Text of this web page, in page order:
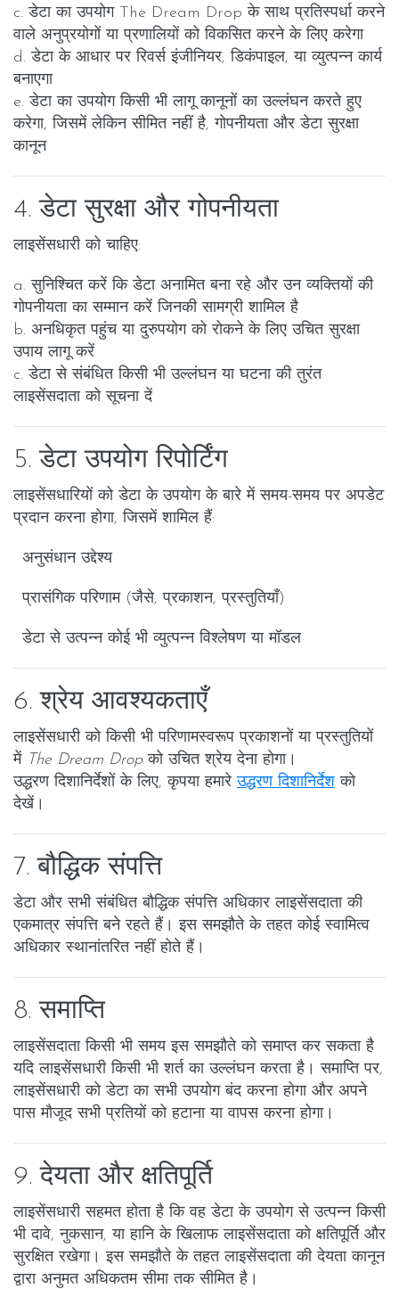
c. डेटा का उपयोग The Dream Drop के साथ प्रतिस्पर्धा करने
वाले अनुप्रयोगों या प्रणालियों को विकसित करने के लिए करेगा
d. डेटा के आधार पर रिवर्स इंजीनियर, डिकंपाइल, या व्युत्पन्न कार्य
बनाएगा
e. डेटा का उपयोग किसी भी लागू कानूनों का उल्लंघन करते हुए
करेगा, जिसमें लेकिन सीमित नहीं है, गोपनीयता और डेटा सुरक्षा
कानून
4. डेटा सुरक्षा और गोपनीयता
लाइसेंसधारी को चाहिए:
a. सुनिश्चित करें कि डेटा अनामित बना रहे और उन व्यक्तियों की
गोपनीयता का सम्मान करें जिनकी सामग्री शामिल है
b. अनधिकृत पहुंच या दुरुपयोग को रोकने के लिए उचित सुरक्षा
उपाय लागू करें
c. डेटा से संबंधित किसी भी उल्लंघन या घटना की तुरंत
लाइसेंसदाता को सूचना दें
5. डेटा उपयोग रिपोर्टिंग
लाइसेंसधारियों को डेटा के उपयोग के बारे में समय-समय पर अपडेट
प्रदान करना होगा, जिसमें शामिल हैं:
अनुसंधान उद्देश्य
प्रासंगिक परिणाम (जैसे, प्रकाशन, प्रस्तुतियाँ)
डेटा से उत्पन्न कोई भी व्युत्पन्न विश्लेषण या मॉडल
6. श्रेय आवश्यकताएँ
लाइसेंसधारी को किसी भी परिणामस्वरूप प्रकाशनों या प्रस्तुतियों
में The Dream Dropको उचित श्रेय देना होगा।
उद्धरण दिशानिर्देशों के लिए, कृपया हमारेउद्धरण दिशानिर्देश को
देखें।
7. बौद्धिक संपत्ति
डेटा और सभी संबंधित बौद्धिक संपत्ति अधिकार लाइसेंसदाता की
एकमात्र संपत्ति बने रहते हैं। इस समझौते के तहत कोई स्वामित्व
अधिकार स्थानांतरित नहीं होते हैं।
8. समाप्ति
लाइसेंसदाता किसी भी समय इस समझौते को समाप्त कर सकता है
यदि लाइसेंसधारी किसी भी शर्त का उल्लंघन करता है। समाप्ति पर,
लाइसेंसधारी को डेटा का सभी उपयोग बंद करना होगा और अपने
पास मौजूद सभी प्रतियों को हटाना या वापस करना होगा।
9. देयता और क्षतिपूर्ति
लाइसेंसधारी सहमत होता है कि वह डेटा के उपयोग से उत्पन्न किसी
भी दावे, नुकसान, या हानि के खिलाफ लाइसेंसदाता को क्षतिपूर्ति और
सुरक्षित रखेगा। इस समझौते के तहत लाइसेंसदाता की देयता कानून
द्वारा अनुमत अधिकतम सीमा तक सीमित है।